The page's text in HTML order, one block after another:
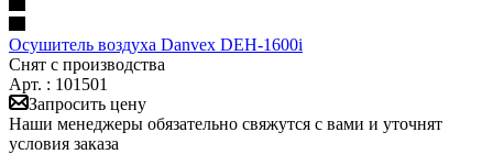
Осушитель воздуха Danvex DEH-1600i
Снят с производства
Арт. : 101501
Запросить цену
Наши менеджеры обязательно свяжутся с вами и уточнят
условия заказа